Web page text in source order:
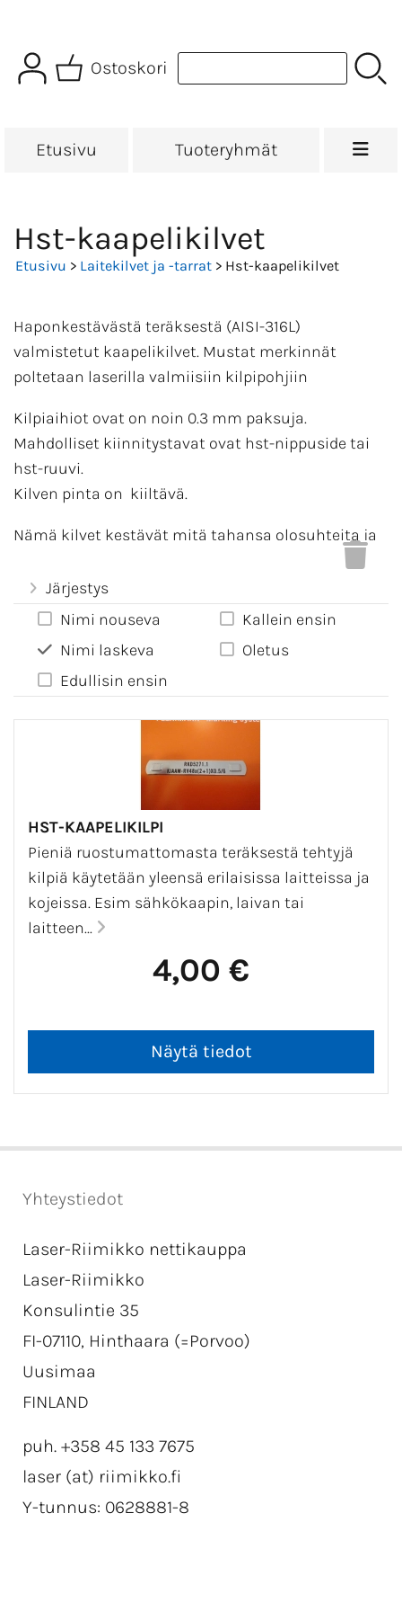
Ostoskori
Etusivu Tuoteryhmät
Hst-kaapelikilvet
Etusivu > Laitekilvet ja -tarrat > Hst-kaapelikilvet
Haponkestävästä teräksestä (AISI-316L)
valmistetut kaapelikilvet. Mustat merkinnät
poltetaan laserilla valmiisiin kilpipohjiin
Kilpiaihiot ovat on noin 0.3 mm paksuja.
Mahdolliset kiinnitystavat ovat hst-nippuside tai
hst-ruuvi.
Kilven pinta on kiiltävä.
Nämä kilvet kestävät mitä tahansa olosuhteita ja
Järjestys
Nimi nouseva
Nimi laskeva
Edullisin ensin
Kallein ensin
Oletus
HST-KAAPELIKILPI
Pieniä ruostumattomasta teräksestä tehtyjä
kilpiä käytetään yleensä erilaisissa laitteissa ja
kojeissa. Esim sähkökaapin, laivan tai
laitteen...
4,00 €
Yhteystiedot
Laser-Riimikko nettikauppa
Laser-Riimikko
Konsulintie 35
FI-07110, Hinthaara (=Porvoo)
Uusimaa
FINLAND
puh. +358 45 133 7675
laser (at) riimikko.fi
Y-tunnus: 0628881-8